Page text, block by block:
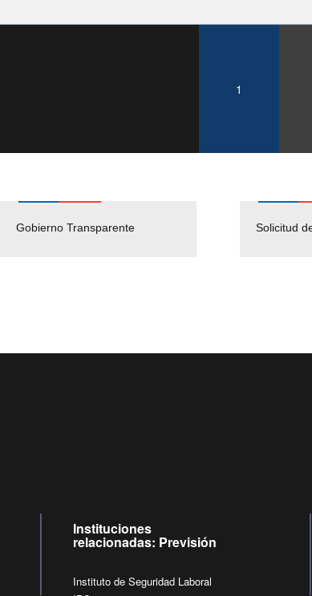
1
Gobierno Transparente Solicitud
Pago Proveedores
Instituciones
relacionadas: Previsión
Instituto de Seguridad Laboral